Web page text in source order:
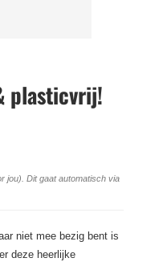
plasticvrij!
jou). Dit gaat automatisch via
niet mee bezig bent is
deze heerlijke